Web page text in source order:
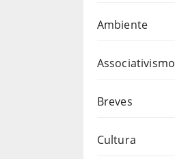
Ambiente
Associativismo
Breves
Cultura